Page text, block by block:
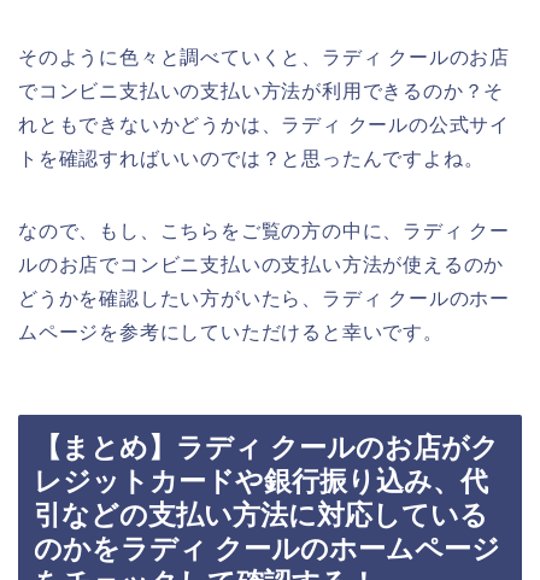
そのように色々と調べていくと、ラディ クールのお店
でコンビニ支払いの支払い方法が利用できるのか？そ
れともできないかどうかは、ラディ クールの公式サイ
トを確認すればいいのでは？と思ったんですよね。
なので、もし、こちらをご覧の方の中に、ラディ クー
ルのお店でコンビニ支払いの支払い方法が使えるのか
どうかを確認したい方がいたら、ラディ クールのホー
ムページを参考にしていただけると幸いです。
【まとめ】ラディ クールのお店がク
レジットカードや銀行振り込み、代
引などの支払い方法に対応している
のかをラディ クールのホームページ